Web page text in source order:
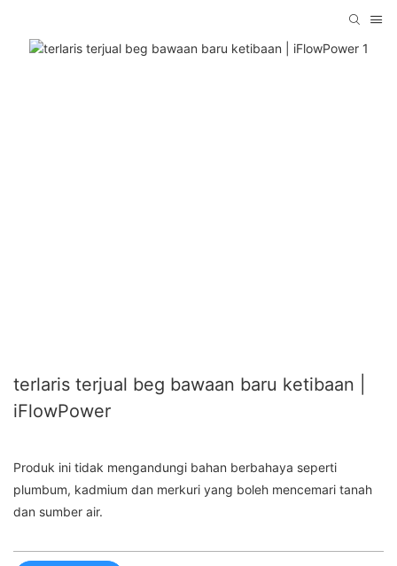
terlaris terjual beg bawaan baru ketibaan |
iFlowPower
Produk ini tidak mengandungi bahan berbahaya seperti
plumbum, kadmium dan merkuri yang boleh mencemari tanah
dan sumber air.